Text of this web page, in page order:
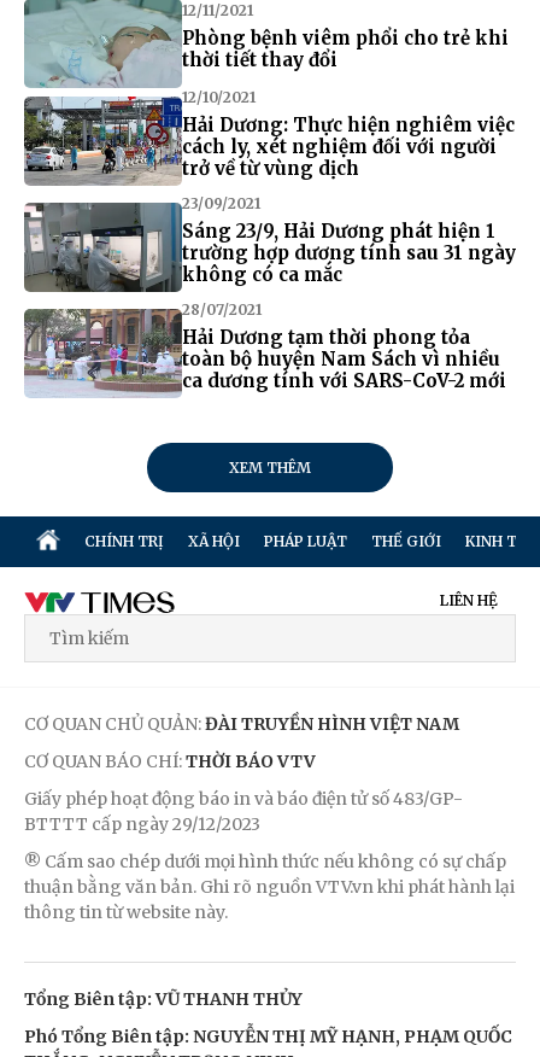
12/11/2021
Phòng bệnh viêm phổi cho trẻ khi
thời tiết thay đổi
12/10/2021
Hải Dương: Thực hiện nghiêm việc
cách ly, xét nghiệm đối với người
trở về từ vùng dịch
23/09/2021
Sáng 23/9, Hải Dương phát hiện 1
trường hợp dương tính sau 31 ngày
không có ca mắc
28/07/2021
Hải Dương tạm thời phong tỏa
toàn bộ huyện Nam Sách vì nhiều
ca dương tính với SARS-CoV-2 mới
XEM THÊM
CHÍNH TRỊ XÃ HỘI PHÁP LUẬT THẾ GIỚI KINH TẾ
LIÊN HỆ
CƠ QUAN CHỦ QUẢN:ĐÀI TRUYỀN HÌNH VIỆT NAM
CƠ QUAN BÁO CHÍ:THỜI BÁO VTV
Giấy phép hoạt động báo in và báo điện tử số 483/GP-
BTTTT cấp ngày 29/12/2023
® Cấm sao chép dưới mọi hình thức nếu không có sự chấp
thuận bằng văn bản. Ghi rõ nguồn VTV.vn khi phát hành lại
thông tin từ website này.
Tổng Biên tập: VŨ THANH THỦY
Phó Tổng Biên tập: NGUYỄN THỊ MỸ HẠNH, PHẠM QUỐC